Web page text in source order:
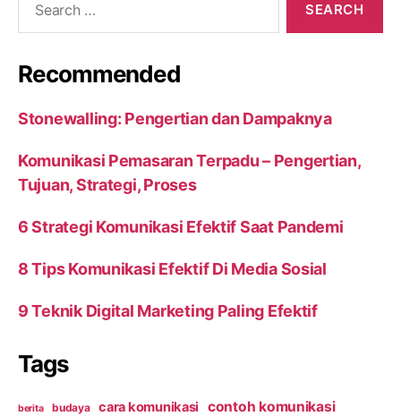
Recommended
Stonewalling: Pengertian dan Dampaknya
Komunikasi Pemasaran Terpadu – Pengertian,
Tujuan, Strategi, Proses
6 Strategi Komunikasi Efektif Saat Pandemi
8 Tips Komunikasi Efektif Di Media Sosial
9 Teknik Digital Marketing Paling Efektif
Tags
berita budaya cara komunikasi contoh komunikasi